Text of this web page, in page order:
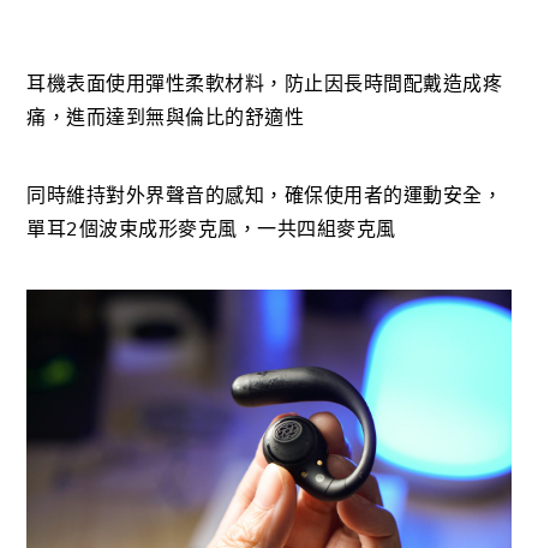
耳機表面使用彈性柔軟材料，防止因長時間配戴造成疼
痛，進而達到無與倫比的舒適性
同時維持對外界聲音的感知，確保使用者的運動安全，
單耳2個波束成形麥克風，一共四組麥克風